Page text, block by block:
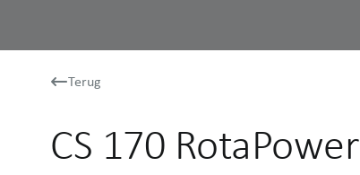
Terug
CS 170 RotaPower